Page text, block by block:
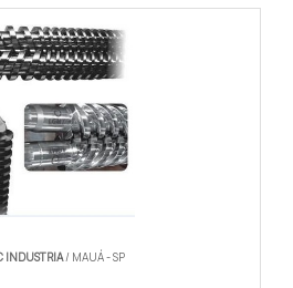
INDUSTRIA/ MAUÁ - SP